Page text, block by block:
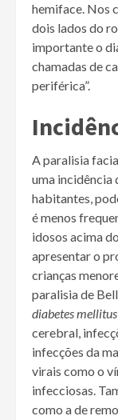
hemiface. Nos
dois lados do
importante o
chamadas de
periférica”.
A paralisia
uma incidência
habitantes,
é menos
idosos acima
apresentar o
crianças
paralisia de
diabetes mellitus
cerebral,
infecções da
virais como o
infecciosas.
como a de